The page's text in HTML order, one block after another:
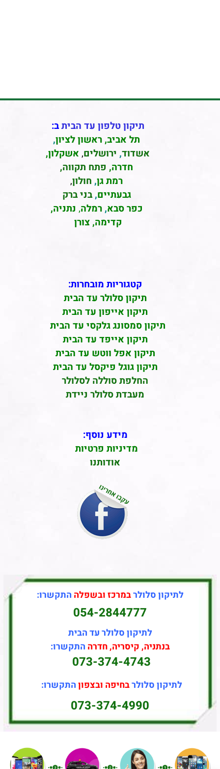
תיקון טלפון עד הביתב:
תל אביב, ראשון לציון,
אשדוד, ירושלים, אשקלון,
חדרה, פתח תקווה,
רמת גן, חולון,
גבעתיים,בני ברק
כפר סבא,רמלה, נתניה,
קדימה, צורן
קטגוריות מובחרות:
תיקון סלולר עד הבית
תיקון אייפון עד הבית
תיקון סמסונג גלקסי עד הבית
תיקון אייפד עד הבית
תיקון אפל ווטש עד הבית
תיקון גוגל פיקסל עד הבית
החלפת סוללה לסלולר
מעבדת סלולר ניידת
מידע נוסף:
מדיניות פרטיות
אודותנו
לתיקון סלולרבמרכז ובשפלה התקשרו:
054-2844777
לתיקון סלולר עד הבית
בנתניה, קיסריה, חדרה התקשרו:
073-374-4743
לתיקון סלולרבחיפה ובצפוןהתקשרו:
073-374-4990